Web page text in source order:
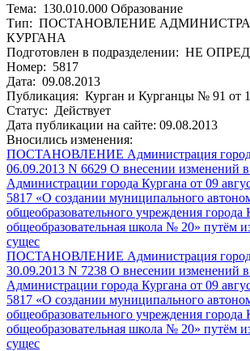
Тема: 130.010.000 Образование
Тип: ПОСТАНОВЛЕНИЕ
КУРГАНА
Подготовлен в подразделении: НЕ
Номер: 5817
Дата: 09.08.2013
Публикация: Курган и Курганцы № 91 от
Статус: Действует
Дата публикации на сайте: 09.08.2013
Вносились изменения:
ПОСТАНОВЛЕНИЕ Администрация
06.09.2013 N 6629 О внесении изменений
Администрации города Кургана от 09
5817 «О создании муниципального
общеобразовательного учреждения города
общеобразовательная школа № 20» путём
сущес
ПОСТАНОВЛЕНИЕ Администрация
30.09.2013 N 7238 О внесении изменений
Администрации города Кургана от 09
5817 «О создании муниципального
общеобразовательного учреждения города
общеобразовательная школа № 20» путём
сущес